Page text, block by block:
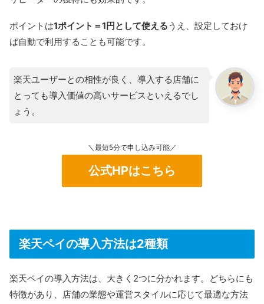
ポイントは1ポイント＝1円として使えるうえ、設定しておけ
ば自動で利用することも可能です。
楽天ユーザーとの相性が良く、導入する店舗に
とっても導入価値の高いサービスといえるでし
ょう。
＼最短5分で申し込み可能／
公式HPはこちら
楽天ペイの導入方法は2種類
楽天ペイの導入方法は、大きく2つに分かれます。どちらにも
特徴があり、店舗の業態や運営スタイルに応じて最適な方法